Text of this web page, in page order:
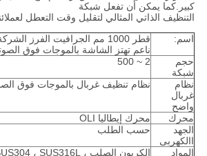
كبير.كما يمكن أن تفعل شبكة
التنظيف الذاتي المثالي لتقليل وقت التعطل
اسم:
قطر 1000 مم الجرافيت الفرز
ناعم تهتز الشاشة بالموجات فوق
حجم
شبكة
2 ~ 500
نظام
غربال
واضح
نظام تنظيف غربال بالموجات فوق
محرك
محرك إيطاليا OLI
الجهد
االكهربى
حسب الطلب
المواد
الكربون الصلب ، SUS304 ، SUS316L